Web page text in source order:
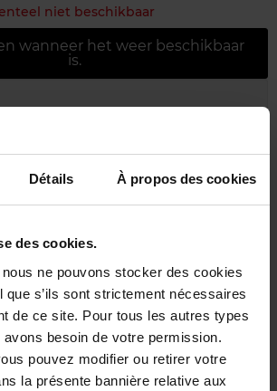
Détails À propos des cookies
des cookies.
ne pouvons stocker des cookies
que s’ils sont strictement nécessaires
de ce site. Pour tous les autres types
besoin de votre permission.
pouvez modifier ou retirer votre
la présente bannière relative aux
niet beschikbaar
wanneer het weer beschikbaar
is.
bij aankoop van min. 55€
je winkelpunt